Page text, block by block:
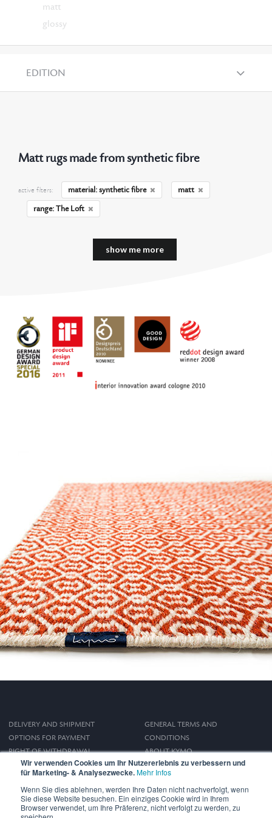
Wir verwenden Cookies um Ihr Nutzererlebnis zu verbessern und
für Marketing- & Analysezwecke.Mehr Infos
Wenn Sie dies ablehnen, werden Ihre Daten nicht nachverfolgt, wenn
Sie diese Website besuchen. Ein einziges Cookie wird in Ihrem
Browser verwendet, um Ihre Präferenz, nicht verfolgt zu werden, zu
matt
glossy
EDITION
Matt rugs made from synthetic fibre
active filters: material: synthetic fibre
matt
range: The Loft
show me more
DELIVERY AND SHIPMENT
OPTIONS FOR PAYMENT
RIGHT OF WITHDRAWAL
GENERAL TERMS AND
CONDITIONS
ABOUT KYMO
IMPRINT
PRIVACY POLICY